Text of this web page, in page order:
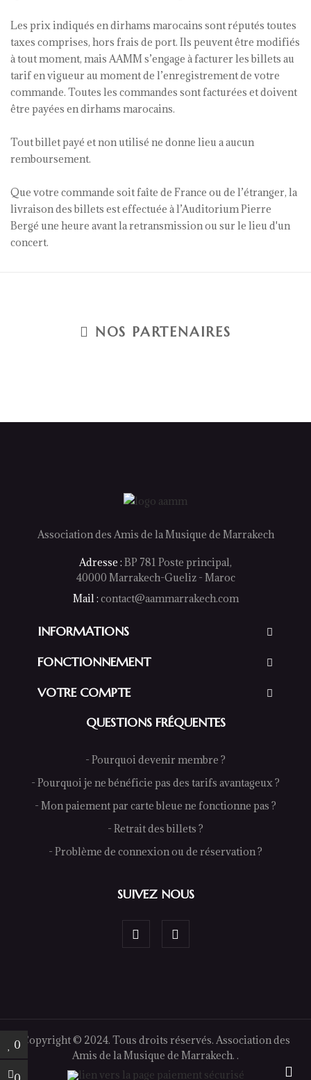
Les prix indiqués en dirhams marocains sont réputés toutes
taxes comprises, hors frais de port. Ils peuvent être modifiés
à tout moment, mais AAMM s’engage à facturer les billets au
tarif en vigueur au moment de l’enregistrement de votre
commande. Toutes les commandes sont facturées et doivent
être payées en dirhams marocains.
Tout billet payé et non utilisé ne donne lieu a aucun
remboursement.
Que votre commande soit faîte de France ou de l’étranger, la
livraison des billets est effectuée à l’Auditorium Pierre
Bergé une heure avant la retransmission ou sur le lieu d'un
concert.
NOS PARTENAIRES
Association des Amis de la Musique de Marrakech
Adresse : BP 781 Poste principal,
40000 Marrakech-Gueliz - Maroc
Mail : contact@aammarrakech.com
INFORMATIONS
FONCTIONNEMENT
VOTRE COMPTE
QUESTIONS FRÉQUENTES
- Pourquoi devenir membre ?
- Pourquoi je ne bénéficie pas des tarifs avantageux ?
- Mon paiement par carte bleue ne fonctionne pas ?
- Retrait des billets ?
- Problème de connexion ou de réservation ?
SUIVEZ NOUS
Copyright © 2024. Tous droits réservés. Association des
Amis de la Musique de Marrakech. .
0